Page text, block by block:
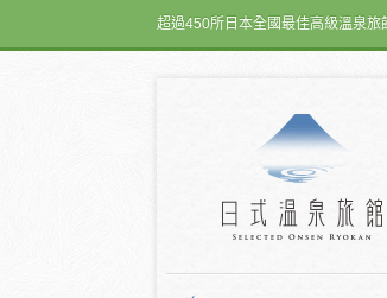
超過450所日本全國最佳高級溫泉